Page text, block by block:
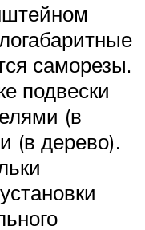
саморезы.
подвески
(в
(в дерево).